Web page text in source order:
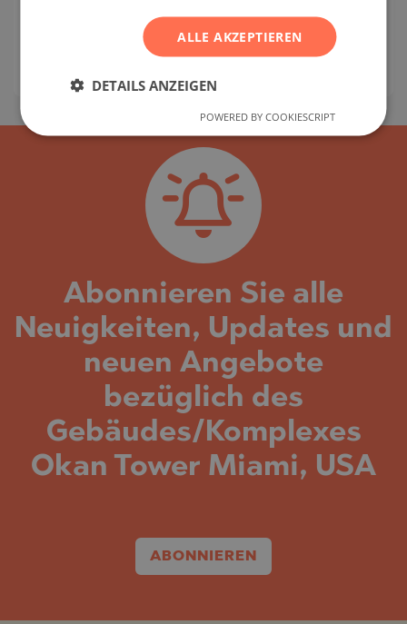
DOWNTOWN / MIAMI / FLORIDA / USA
Gebäudeklasse:
Prämie
Abonnieren Sie alle
Neuigkeiten, Updates und
neuen Angebote
bezüglich des
Gebäudes/Komplexes
Okan Tower Miami, USA
ABONNIEREN
ALLE AKZEPTIEREN
DETAILS ANZEIGEN
POWERED BY COOKIESCRIPT